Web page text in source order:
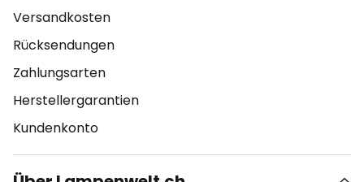
Versandkosten
Rücksendungen
Zahlungsarten
Herstellergarantien
Kundenkonto